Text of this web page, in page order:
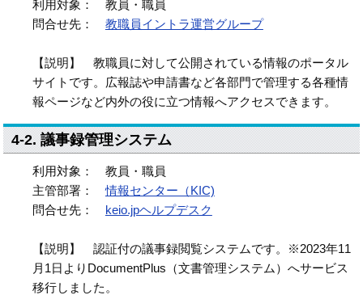
利用対象： 教員・職員
問合せ先： 教職員イントラ運営グループ
【説明】 教職員に対して公開されている情報のポータル
サイトです。広報誌や申請書など各部門で管理する各種情
報ページなど内外の役に立つ情報へアクセスできます。
4-2. 議事録管理システム
利用対象： 教員・職員
主管部署：情報センター（KIC)
問合せ先： keio.jpヘルプデスク
【説明】 認証付の議事録閲覧システムです。※2023年11
月1日よりDocumentPlus（文書管理システム）へサービス
移行しました。